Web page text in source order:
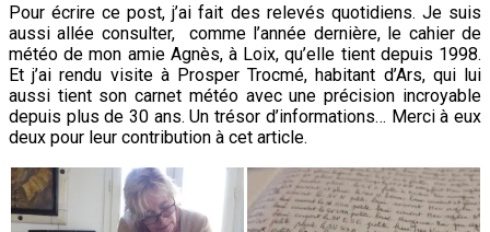
Pour écrire ce post, j’ai fait des relevés quotidiens. Je suis
aussi allée consulter, comme l’année dernière, le cahier de
météo de mon amie Agnès, à Loix, qu’elle tient depuis 1998.
Et j’ai rendu visite à Prosper Trocmé, habitant d’Ars, qui lui
aussi tient son carnet météo avec une précision incroyable
depuis plus de 30 ans. Un trésor d’informations… Merci à eux
deux pour leur contribution à cet article.